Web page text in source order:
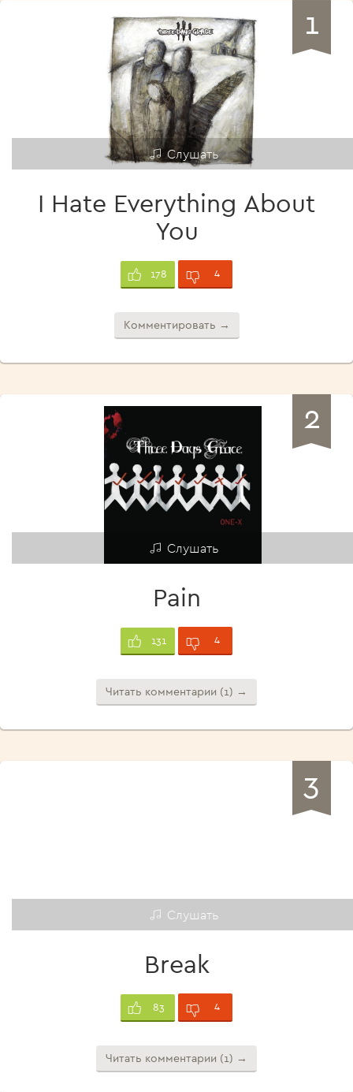
1
Слушать
I Hate Everything About
You
178 4
Комментировать →
2
Слушать
Pain
131 4
Читать комментарии (1) →
3
Слушать
Break
83 4
Читать комментарии (1) →